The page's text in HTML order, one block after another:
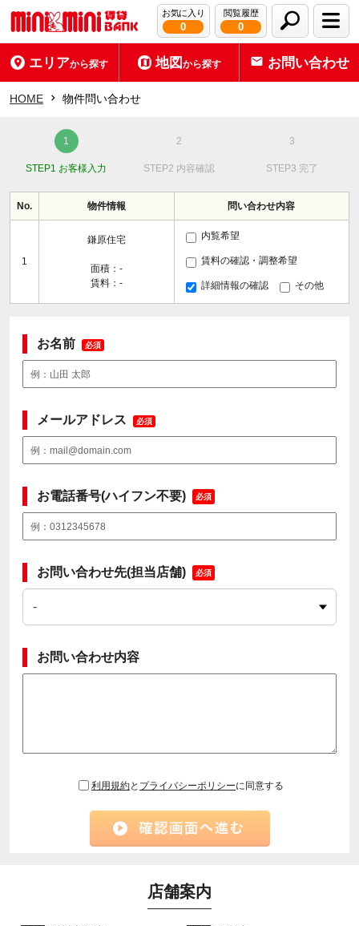
お気に入り
0
閲覧履歴
0
エリアから探す 地図から探す お問い合わせ
HOME 物件問い合わせ
STEP1 お客様入力 STEP2 内容確認 STEP3 完了
No. 物件情報 問い合わせ内容
1
鎌原住宅
面積：-
賃料：-
内覧希望
賃料の確認・調整希望
詳細情報の確認 その他
お名前 必須
メールアドレス 必須
お電話番号(ハイフン不要) 必須
お問い合わせ先(担当店舗) 必須
お問い合わせ内容
利用規約と プライバシーポリシーに同意する
店舗案内